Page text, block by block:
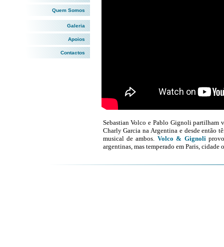
Quem Somos
Galeria
Apoios
Contactos
Sebastian Volco e Pablo Gignoli partilham
Charly Garcia na Argentina e desde então
musical de ambos. Volco & Gignoli
argentinas, mas temperado em Paris, cidade